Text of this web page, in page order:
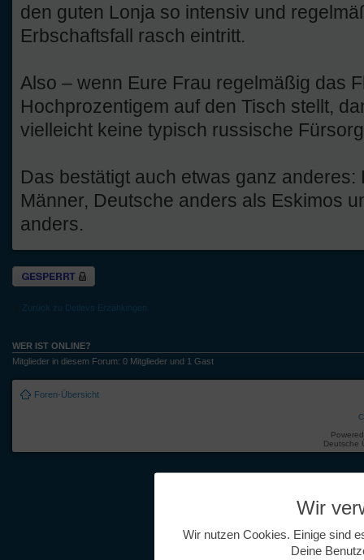
den guten Lonja so intensiv und
Erbschaftsfall rasch eintritt.
Also – wenn Eure Frau regelmäßig das
Hochprozentigem auf den Tisch stellt,
vielleicht keine typisch russische
Das bestätigt auch etwas ganz
Männer, Deutsche anders als Eskimos
anders.
Thema gesperrt
Zurück zu Detlevs Erzählungen
WER IST ONLINE?
Mitglieder in diesem Forum: 0 Mitglieder und 1 Gast
Foren-Übersicht
Deutsche
Wir
Wir nutzen Cookies. Einige sind
Deine